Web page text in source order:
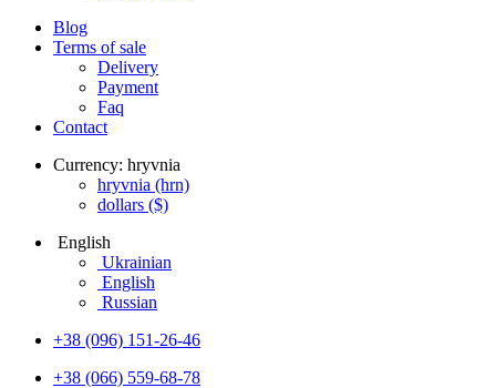
Blog
Terms of sale
Delivery
Payment
Faq
Contact
Currency: hryvnia
hryvnia (hrn)
dollars ($)
English
Ukrainian
English
Russian
+38 (096) 151-26-46
+38 (066) 559-68-78